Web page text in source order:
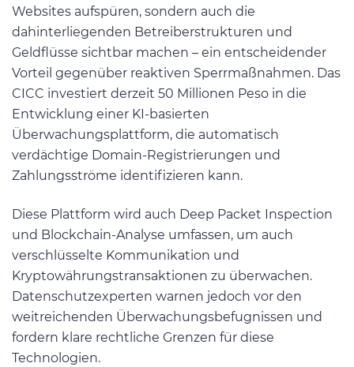
Websites aufspüren, sondern auch die
dahinterliegenden Betreiberstrukturen und
Geldflüsse sichtbar machen – ein entscheidender
Vorteil gegenüber reaktiven Sperrmaßnahmen. Das
CICC investiert derzeit 50 Millionen Peso in die
Entwicklung einer KI-basierten
Überwachungsplattform, die automatisch
verdächtige Domain-Registrierungen und
Zahlungsströme identifizieren kann.
Diese Plattform wird auch Deep Packet Inspection
und Blockchain-Analyse umfassen, um auch
verschlüsselte Kommunikation und
Kryptowährungstransaktionen zu überwachen.
Datenschutzexperten warnen jedoch vor den
weitreichenden Überwachungsbefugnissen und
fordern klare rechtliche Grenzen für diese
Technologien.